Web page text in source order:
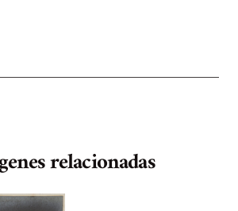
relacionadas